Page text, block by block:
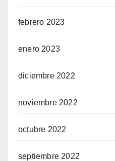
febrero 2023
enero 2023
diciembre 2022
noviembre 2022
octubre 2022
septiembre 2022